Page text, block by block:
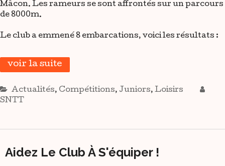
Mâcon. Les rameurs se sont affrontés sur un parcours
de 8000m.
Le club a emmené 8 embarcations, voici les résultats :
voir la suite
Actualités, Compétitions, Juniors, Loisirs
SNTT
Aidez Le Club À S'équiper !